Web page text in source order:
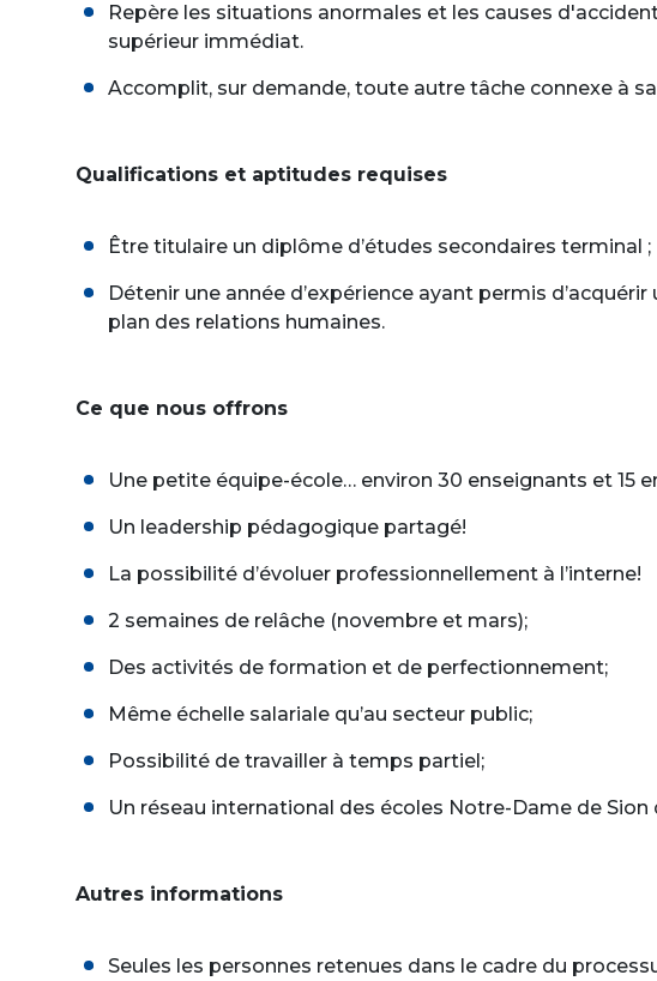
Repère les situations anormales et les causes
supérieur immédiat.
Accomplit, sur demande, toute autre tâche connexe à
Qualifications et aptitudes requises
Être titulaire un diplôme d’études secondaires terminal ;
Détenir une année d’expérience ayant permis
plan des relations humaines.
Ce que nous offrons
Une petite équipe-école… environ 30 enseignants et 15
Un leadership pédagogique partagé!
La possibilité d’évoluer professionnellement à l’interne!
2 semaines de relâche (novembre et mars);
Des activités de formation et de perfectionnement;
Même échelle salariale qu’au secteur public;
Possibilité de travailler à temps partiel;
Un réseau international des écoles Notre-Dame de
Autres informations
Seules les personnes retenues dans le cadre du